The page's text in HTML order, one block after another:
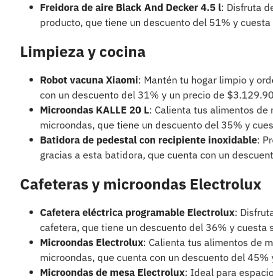
Freidora de aire Black And Decker 4.5 l: Disfruta
producto, que tiene un descuento del 51% y
Limpieza y cocina
Robot vacuna Xiaomi: Mantén tu hogar limpio y
con un descuento del 31% y un precio de
Microondas KALLE 20 L: Calienta tus alimentos
microondas, que tiene un descuento del 35% y
Batidora de pedestal con recipiente inoxidable:
gracias a esta batidora, que cuenta con un
Cafeteras y microondas Electrolux
Cafetera eléctrica programable Electrolux:
cafetera, que tiene un descuento del 36% y cuesta
Microondas Electrolux: Calienta tus alimentos de
microondas, que cuenta con un descuento del
Microondas de mesa Electrolux: Ideal para